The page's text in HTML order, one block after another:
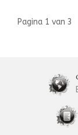
Pagina 1 van 3